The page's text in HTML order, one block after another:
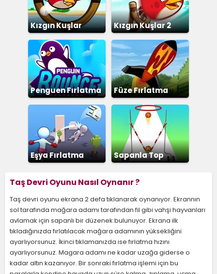
Kızgın Kuşlar Kızgın Kuşlar 2
Penguen Fırlatma Füze Fırlatma
Eşya Fırlatma
Sapanla Top
Taş Devri Oyunu Nasıl Oynanır ?
Taş devri oyunu ekrana 2 defa tıklanarak oynanıyor. Ekrannın
sol tarafında mağara adamı tarafından fil gibi vahşi hayvanları
avlamak için sapanlı bir düzenek bulunuyor. Ekrana ilk
tıkladığınızda fırlatılacak mağara adamının yüksekliğini
ayarlıyorsunuz. İkinci tıklamanızda ise fırlatma hızını
ayarlıyorsunuz. Magara adamı ne kadar uzağa giderse o
kadar altın kazanıyor. Bir sonraki fırlatma işlemi için bu